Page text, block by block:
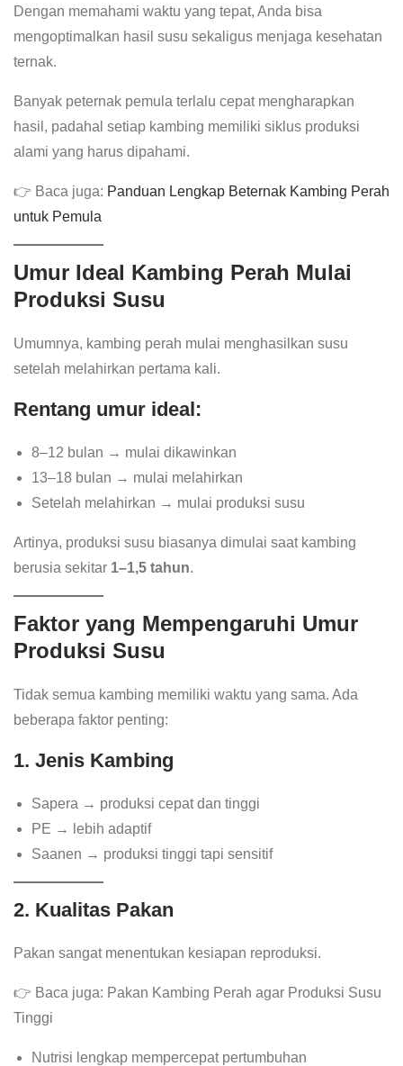
Dengan memahami waktu yang tepat, Anda bisa
mengoptimalkan hasil susu sekaligus menjaga kesehatan
ternak.
Banyak peternak pemula terlalu cepat mengharapkan
hasil, padahal setiap kambing memiliki siklus produksi
alami yang harus dipahami.
👉 Baca juga: Panduan Lengkap Beternak Kambing Perah
untuk Pemula
Umur Ideal Kambing Perah Mulai
Produksi Susu
Umumnya, kambing perah mulai menghasilkan susu
setelah melahirkan pertama kali.
Rentang umur ideal:
8–12 bulan → mulai dikawinkan
13–18 bulan → mulai melahirkan
Setelah melahirkan → mulai produksi susu
Artinya, produksi susu biasanya dimulai saat kambing
berusia sekitar 1–1,5 tahun.
Faktor yang Mempengaruhi Umur
Produksi Susu
Tidak semua kambing memiliki waktu yang sama. Ada
beberapa faktor penting:
1. Jenis Kambing
Sapera → produksi cepat dan tinggi
PE → lebih adaptif
Saanen → produksi tinggi tapi sensitif
2. Kualitas Pakan
Pakan sangat menentukan kesiapan reproduksi.
👉 Baca juga: Pakan Kambing Perah agar Produksi Susu
Tinggi
Nutrisi lengkap mempercepat pertumbuhan